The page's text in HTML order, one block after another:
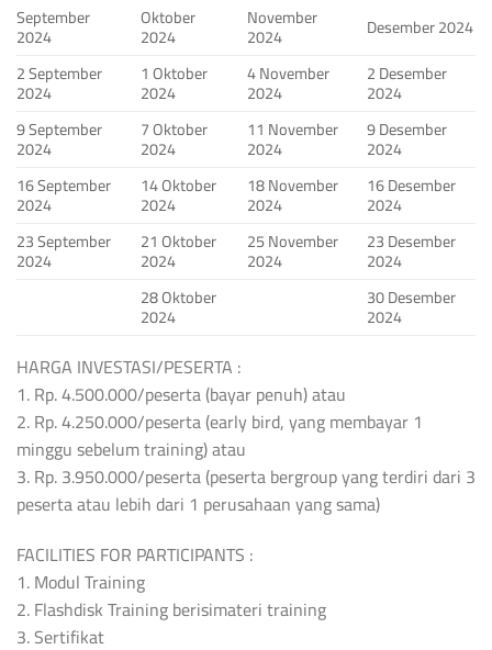
September
2024
Oktober
2024
November
2024
Desember 2024
2 September
2024
1 Oktober
2024
4 November
2024
2 Desember
2024
9 September
2024
7 Oktober
2024
11 November
2024
9 Desember
2024
16 September
2024
14 Oktober
2024
18 November
2024
16 Desember
2024
23 September
2024
21 Oktober
2024
25 November
2024
23 Desember
2024
28 Oktober
2024
30 Desember
2024
HARGA INVESTASI/PESERTA :
1. Rp. 4.500.000/peserta (bayar penuh) atau
2. Rp. 4.250.000/peserta (early bird, yang membayar 1
minggu sebelum training) atau
3. Rp. 3.950.000/peserta (peserta bergroup yang terdiri dari 3
peserta atau lebih dari 1 perusahaan yang sama)
FACILITIES FOR PARTICIPANTS :
1. Modul Training
2. Flashdisk Training berisimateri training
3. Sertifikat